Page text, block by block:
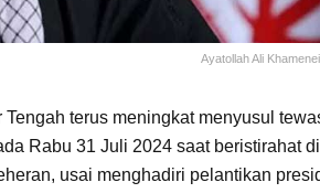
Ayatollah Ali
Tengah terus meningkat menyusul
Rabu 31 Juli 2024 saat beristirahat di
usai menghadiri pelantikan